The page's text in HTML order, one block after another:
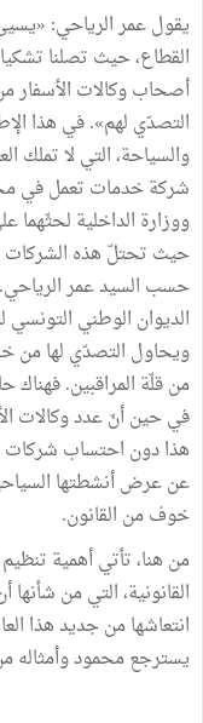
يقول عمر الرياحي:
القطاع، حيث تصلنا
أصحاب وكالات الأسفار
التصدّي لهم». في هذا
شركة خدمات تعمل في
ووزارة الداخلية
حسب السيد عمر
الديوان الوطني
ويحاول التصدّي لها من
هذا دون احتساب شركات
عن عرض أنشطتها
خوف من القانون.
من هنا، تأتي أهمية
القانونية، التي من
انتعاشها من جديد هذا
يسترجع محمود وأمثاله